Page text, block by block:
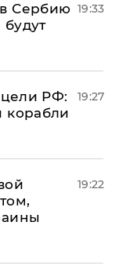
Сербию 19:33
цели РФ:
19:27
19:22